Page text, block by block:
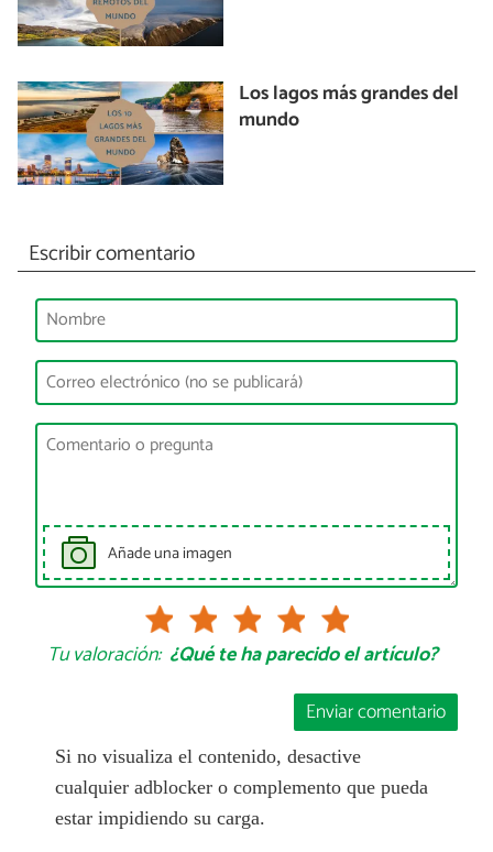
Los lagos más grandes del
mundo
Escribir comentario
Añade una imagen
Tu valoración: ¿Qué te ha parecido el artículo?
Enviar comentario
Si no visualiza el contenido, desactive
cualquier adblocker o complemento que pueda
estar impidiendo su carga.